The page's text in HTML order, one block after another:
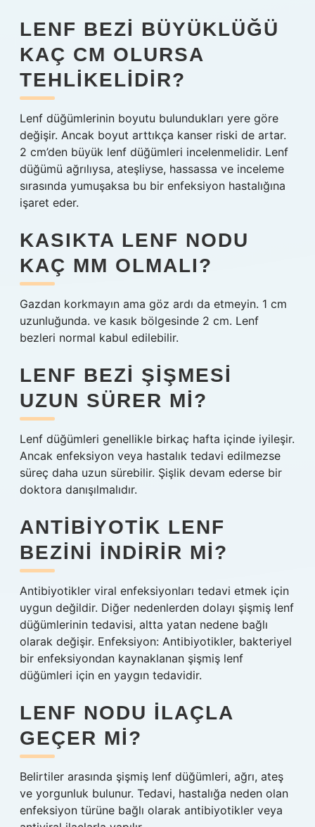
LENF BEZI BÜYÜKLÜĞÜ
KAÇ CM OLURSA
TEHLIKELIDIR?
Lenf düğümlerinin boyutu bulundukları yere göre
değişir. Ancak boyut arttıkça kanser riski de artar.
2 cm’den büyük lenf düğümleri incelenmelidir. Lenf
düğümü ağrılıysa, ateşliyse, hassassa ve inceleme
sırasında yumuşaksa bu bir enfeksiyon hastalığına
işaret eder.
KASIKTA LENF NODU
KAÇ MM OLMALI?
Gazdan korkmayın ama göz ardı da etmeyin. 1 cm
uzunluğunda. ve kasık bölgesinde 2 cm. Lenf
bezleri normal kabul edilebilir.
LENF BEZI ŞIŞMESI
UZUN SÜRER MI?
Lenf düğümleri genellikle birkaç hafta içinde iyileşir.
Ancak enfeksiyon veya hastalık tedavi edilmezse
süreç daha uzun sürebilir. Şişlik devam ederse bir
doktora danışılmalıdır.
ANTIBIYOTIK LENF
BEZINI INDIRIR MI?
Antibiyotikler viral enfeksiyonları tedavi etmek için
uygun değildir. Diğer nedenlerden dolayı şişmiş lenf
düğümlerinin tedavisi, altta yatan nedene bağlı
olarak değişir. Enfeksiyon: Antibiyotikler, bakteriyel
bir enfeksiyondan kaynaklanan şişmiş lenf
düğümleri için en yaygın tedavidir.
LENF NODU ILAÇLA
GEÇER MI?
Belirtiler arasında şişmiş lenf düğümleri, ağrı, ateş
ve yorgunluk bulunur. Tedavi, hastalığa neden olan
enfeksiyon türüne bağlı olarak antibiyotikler veya